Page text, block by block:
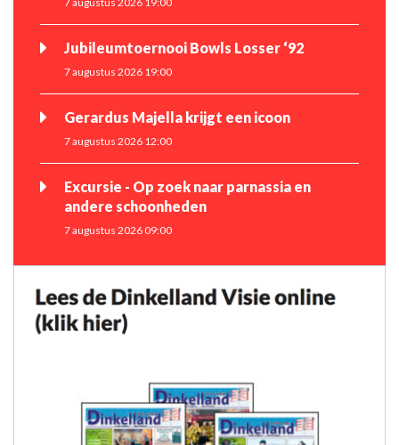
Jubileumtoernooi Bowls Losser ‘92
7 augustus 2026 19:00
Gerardus Majella krijgt een icoon
7 augustus 2026 12:00
Excursie - Op zoek naar parnassia en
andere schoonheden
7 augustus 2026 09:00